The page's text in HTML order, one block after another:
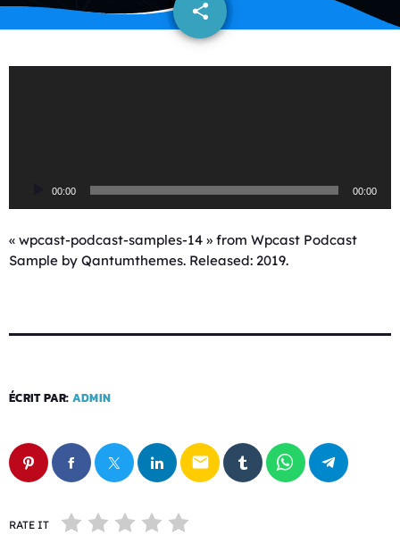
share
email
u
d
00:00 00:00
« wpcast-podcast-samples-14 » from Wpcast Podcast
Sample by Qantumthemes. Released: 2019.
ÉCRIT PAR: ADMIN
email
RATE IT